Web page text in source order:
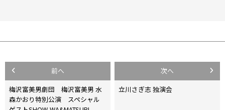
投
稿
前へ
梅沢富美男劇団 梅沢富美男 水
森かおり特別公演 スペシャル
次へ
立川さぎ志 独演会